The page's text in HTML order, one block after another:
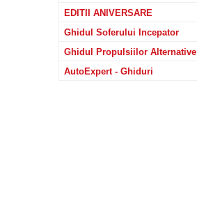
EDITII ANIVERSARE
Ghidul Soferului Incepator
Ghidul Propulsiilor Alternative
AutoExpert - Ghiduri